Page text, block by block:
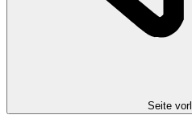
Seite